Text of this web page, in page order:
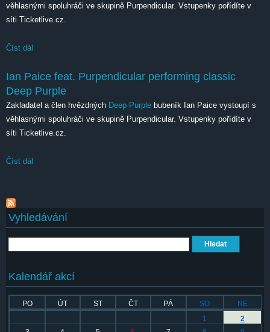
věhlasnými spoluhráči ve skupině Purpendicular. Vstupenky pořídíte v
síti Ticketlive.cz.
Číst dál
Ian Paice feat. Purpendicular performing classic
Deep Purple
Zakladatel a člen hvězdných Deep Purple bubeník Ian Paice vystoupí s
věhlasnými spoluhráči ve skupině Purpendicular. Vstupenky pořídíte v
síti Ticketlive.cz.
Číst dál
Vyhledávání
Kalendář akcí
PO ÚT ST ČT PÁ SO
NE
1
2